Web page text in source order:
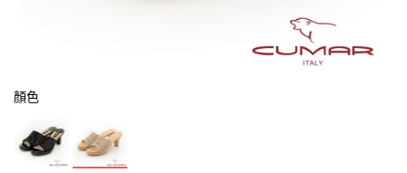
顏色